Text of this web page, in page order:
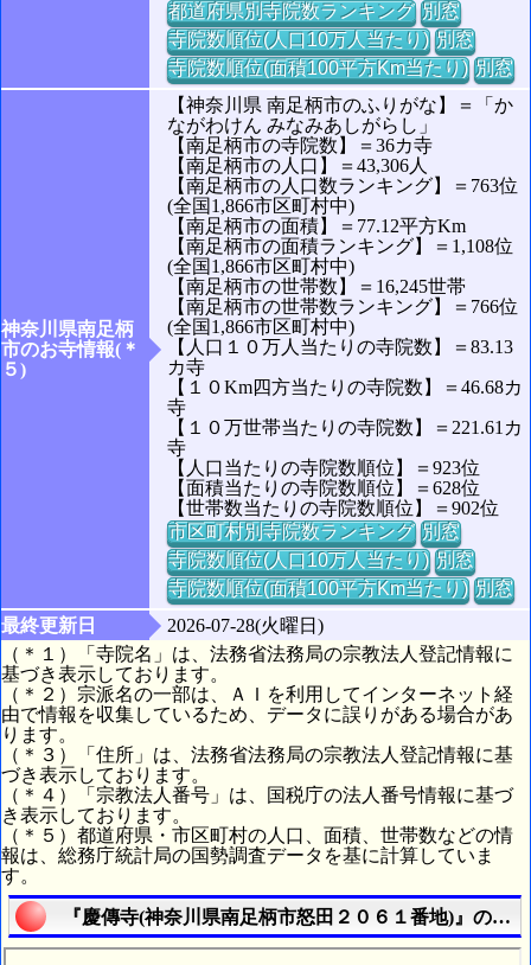
都道府県別寺院数ランキング 別窓
寺院数順位(人口10万人当たり) 別窓
寺院数順位(面積100平方Km当たり) 別窓
神奈川県南足柄
市のお寺情報(＊
５)
【神奈川県 南足柄市のふりがな】＝「か
ながわけん みなみあしがらし」
【南足柄市の寺院数】＝36カ寺
【南足柄市の人口】＝43,306人
【南足柄市の人口数ランキング】＝763位
(全国1,866市区町村中)
【南足柄市の面積】＝77.12平方Km
【南足柄市の面積ランキング】＝1,108位
(全国1,866市区町村中)
【南足柄市の世帯数】＝16,245世帯
【南足柄市の世帯数ランキング】＝766位
(全国1,866市区町村中)
【人口１０万人当たりの寺院数】＝83.13
カ寺
【１０Km四方当たりの寺院数】＝46.68カ
寺
【１０万世帯当たりの寺院数】＝221.61カ
寺
【人口当たりの寺院数順位】＝923位
【面積当たりの寺院数順位】＝628位
【世帯数当たりの寺院数順位】＝902位
市区町村別寺院数ランキング 別窓
寺院数順位(人口10万人当たり) 別窓
寺院数順位(面積100平方Km当たり) 別窓
最終更新日
2026-07-28(火曜日)
（＊１）「寺院名」は、法務省法務局の宗教法人登記情報に
基づき表示しております。
（＊２）宗派名の一部は、ＡＩを利用してインターネット経
由で情報を収集しているため、データに誤りがある場合があ
ります。
（＊３）「住所」は、法務省法務局の宗教法人登記情報に基
づき表示しております。
（＊４）「宗教法人番号」は、国税庁の法人番号情報に基づ
き表示しております。
（＊５）都道府県・市区町村の人口、面積、世帯数などの情
報は、総務庁統計局の国勢調査データを基に計算していま
す。
『慶傳寺(神奈川県南足柄市怒田２０６１番地)』の航